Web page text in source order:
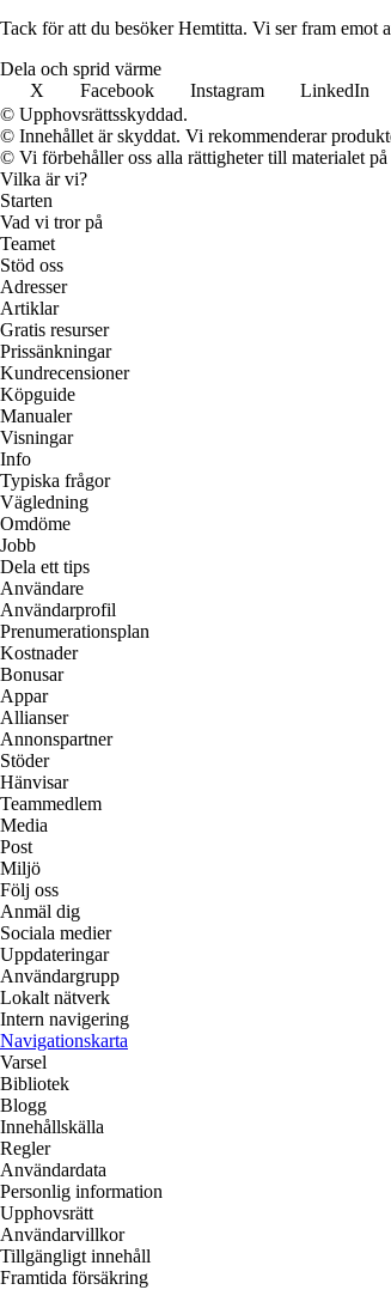
Tack för att du besöker Hemtitta. Vi ser fram emot
Dela och sprid värme
X
Facebook Instagram LinkedIn
© Upphovsrättsskyddad.
© Innehållet är skyddat. Vi rekommenderar
© Vi förbehåller oss alla rättigheter till materialet
Vilka är vi?
Starten
Vad vi tror på
Teamet
Stöd oss
Adresser
Artiklar
Gratis resurser
Prissänkningar
Kundrecensioner
Köpguide
Manualer
Visningar
Info
Typiska frågor
Vägledning
Omdöme
Jobb
Dela ett tips
Användare
Användarprofil
Prenumerationsplan
Kostnader
Bonusar
Appar
Allianser
Annonspartner
Stöder
Hänvisar
Teammedlem
Media
Post
Miljö
Följ oss
Anmäl dig
Sociala medier
Uppdateringar
Användargrupp
Lokalt nätverk
Intern navigering
Navigationskarta
Varsel
Bibliotek
Blogg
Innehållskälla
Regler
Användardata
Personlig information
Upphovsrätt
Användarvillkor
Tillgängligt innehåll
Framtida försäkring